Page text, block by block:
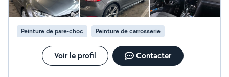
Peinture de pare-choc Peinture de carrosserie
Voir le profil Contacter